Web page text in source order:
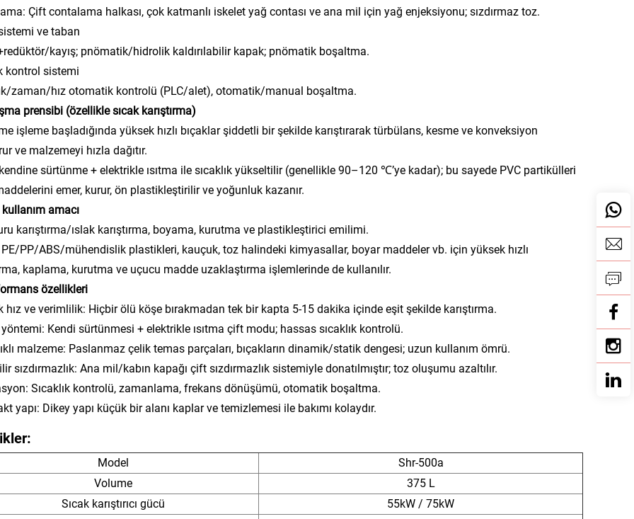
Çift contalama halkası, çok katmanlı iskelet yağ contası ve ana mil için yağ enjeksiyonu; sızdırmaz toz.
ve taban
kayış; pnömatik/hidrolik kaldırılabilir kapak; pnömatik boşaltma.
kontrol sistemi
zaman/hız otomatik kontrolü (PLC/alet), otomatik/manual boşaltma.
prensibi (özellikle sıcak karıştırma)
işleme başladığında yüksek hızlı bıçaklar şiddetli bir şekilde karıştırarak türbülans, kesme ve konveksiyon
ve malzemeyi hızla dağıtır.
sürtünme + elektrikle ısıtma ile sıcaklık yükseltilir (genellikle 90–120 ℃’ye kadar); bu sayede PVC partikülleri
emer, kurur, ön plastikleştirilir ve yoğunluk kazanır.
amacı
karıştırma/ıslak karıştırma, boyama, kurutma ve plastikleştirici emilimi.
PE/PP/ABS/mühendislik plastikleri, kauçuk, toz halindeki kimyasallar, boyar maddeler vb. için yüksek hızlı
kaplama, kurutma ve uçucu madde uzaklaştırma işlemlerinde de kullanılır.
özellikleri
hız ve verimlilik: Hiçbir ölü köşe bırakmadan tek bir kapta 5-15 dakika içinde eşit şekilde karıştırma.
yöntemi: Kendi sürtünmesi + elektrikle ısıtma çift modu; hassas sıcaklık kontrolü.
malzeme: Paslanmaz çelik temas parçaları, bıçakların dinamik/statik dengesi; uzun kullanım ömrü.
sızdırmazlık: Ana mil/kabın kapağı çift sızdırmazlık sistemiyle donatılmıştır; toz oluşumu azaltılır.
Sıcaklık kontrolü, zamanlama, frekans dönüşümü, otomatik boşaltma.
yapı: Dikey yapı küçük bir alanı kaplar ve temizlemesi ile bakımı kolaydır.
Model
Shr-500a
Volume
375 L
Sıcak karıştırıcı gücü
55kW / 75kW